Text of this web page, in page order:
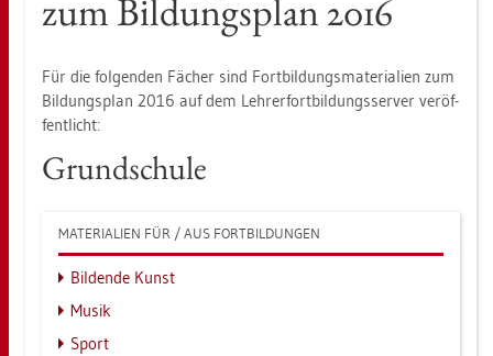
zum Bil­dungs­plan 2016
Für die fol­gen­den Fä­cher sind Fort­bil­dungs­ma­te­ria­li­en zum
Bil­dungs­plan 2016 auf dem Leh­rer­fort­bil­dungs­ser­ver ver­öf­
fent­licht:
Grund­schu­le
MA­TE­RIA­LI­EN FÜR / AUS FORT­BIL­DUN­GEN
Bil­den­de Kunst
Musik
Sport